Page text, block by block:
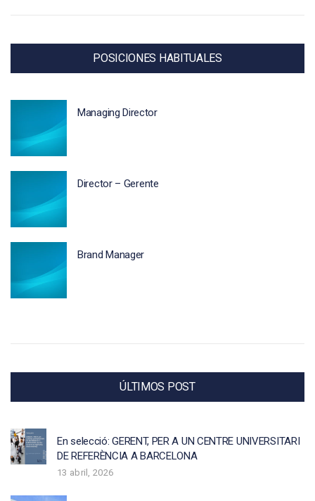
POSICIONES HABITUALES
Managing Director
Director – Gerente
Brand Manager
ÚLTIMOS POST
En selecció: GERENT, PER A UN CENTRE UNIVERSITARI
DE REFERÈNCIA A BARCELONA
13 abril, 2026